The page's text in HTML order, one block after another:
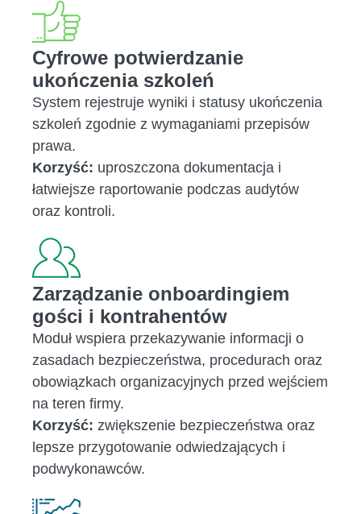
Cyfrowe potwierdzanie
ukończenia szkoleń
System rejestruje wyniki i statusy ukończenia
szkoleń zgodnie z wymaganiami przepisów
prawa.
Korzyść: uproszczona dokumentacja i
łatwiejsze raportowanie podczas audytów
oraz kontroli.
Zarządzanie onboardingiem
gości i kontrahentów
Moduł wspiera przekazywanie informacji o
zasadach bezpieczeństwa, procedurach oraz
obowiązkach organizacyjnych przed wejściem
na teren firmy.
Korzyść: zwiększenie bezpieczeństwa oraz
lepsze przygotowanie odwiedzających i
podwykonawców.